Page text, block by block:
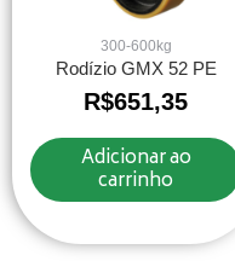
300-600kg
Rodízio GMX 52 PE
R$651,35
Adicionar ao
carrinho